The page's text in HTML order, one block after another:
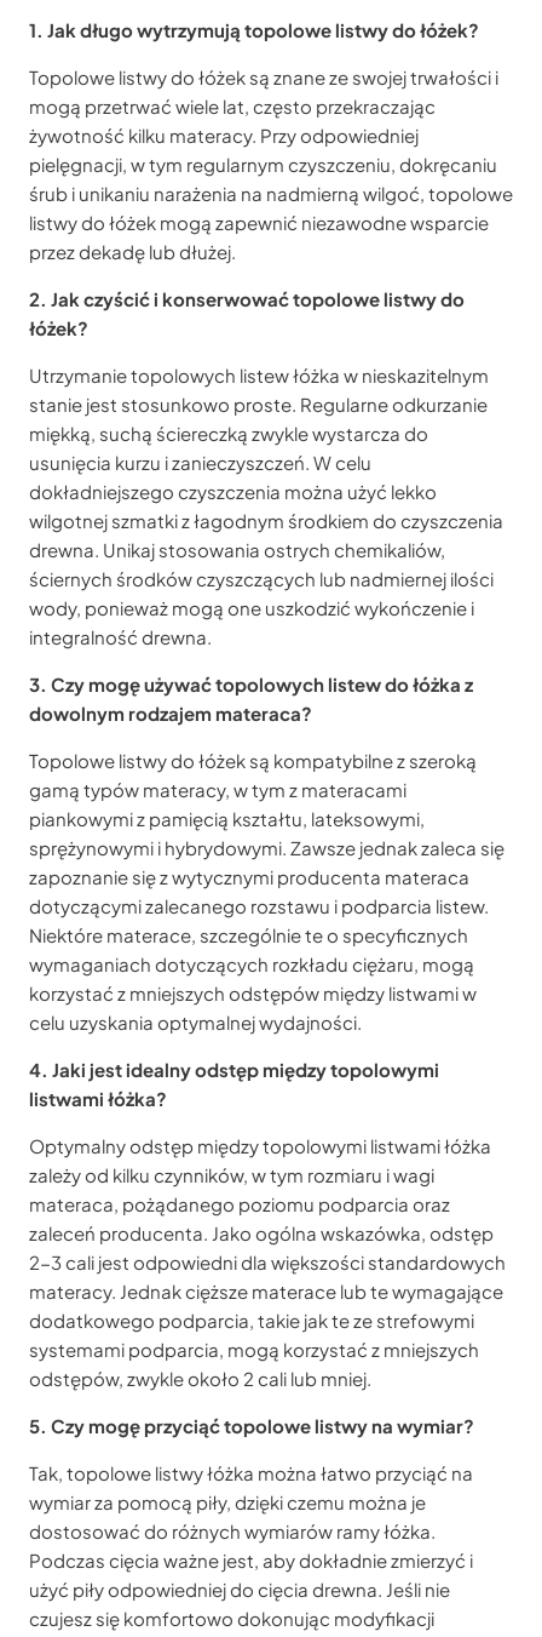
1. Jak długo wytrzymują topolowe listwy do łóżek?
Topolowe listwy do łóżek są znane ze swojej trwałości i
mogą przetrwać wiele lat, często przekraczając
żywotność kilku materacy. Przy odpowiedniej
pielęgnacji, w tym regularnym czyszczeniu, dokręcaniu
śrub i unikaniu narażenia na nadmierną wilgoć, topolowe
listwy do łóżek mogą zapewnić niezawodne wsparcie
przez dekadę lub dłużej.
2. Jak czyścić i konserwować topolowe listwy do
łóżek?
Utrzymanie topolowych listew łóżka w nieskazitelnym
stanie jest stosunkowo proste. Regularne odkurzanie
miękką, suchą ściereczką zwykle wystarcza do
usunięcia kurzu i zanieczyszczeń. W celu
dokładniejszego czyszczenia można użyć lekko
wilgotnej szmatki z łagodnym środkiem do czyszczenia
drewna. Unikaj stosowania ostrych chemikaliów,
ściernych środków czyszczących lub nadmiernej ilości
wody, ponieważ mogą one uszkodzić wykończenie i
integralność drewna.
3. Czy mogę używać topolowych listew do łóżka z
dowolnym rodzajem materaca?
Topolowe listwy do łóżek są kompatybilne z szeroką
gamą typów materacy, w tym z materacami
piankowymi z pamięcią kształtu, lateksowymi,
sprężynowymi i hybrydowymi. Zawsze jednak zaleca się
zapoznanie się z wytycznymi producenta materaca
dotyczącymi zalecanego rozstawu i podparcia listew.
Niektóre materace, szczególnie te o specyficznych
wymaganiach dotyczących rozkładu ciężaru, mogą
korzystać z mniejszych odstępów między listwami w
celu uzyskania optymalnej wydajności.
4. Jaki jest idealny odstęp między topolowymi
listwami łóżka?
Optymalny odstęp między topolowymi listwami łóżka
zależy od kilku czynników, w tym rozmiaru i wagi
materaca, pożądanego poziomu podparcia oraz
zaleceń producenta. Jako ogólna wskazówka, odstęp
2-3 cali jest odpowiedni dla większości standardowych
materacy. Jednak cięższe materace lub te wymagające
dodatkowego podparcia, takie jak te ze strefowymi
systemami podparcia, mogą korzystać z mniejszych
odstępów, zwykle około 2 cali lub mniej.
5. Czy mogę przyciąć topolowe listwy na wymiar?
Tak, topolowe listwy łóżka można łatwo przyciąć na
wymiar za pomocą piły, dzięki czemu można je
dostosować do różnych wymiarów ramy łóżka.
Podczas cięcia ważne jest, aby dokładnie zmierzyć i
użyć piły odpowiedniej do cięcia drewna. Jeśli nie
czujesz się komfortowo dokonując modyfikacji